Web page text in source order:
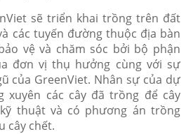
sẽ triển khai trồng trên đất
các tuyến đường thuộc địa bàn
vệ và chăm sóc bởi bộ phận
đơn vị thụ hưởng cùng với sự
của GreenViet. Nhân sự của dự
xuyên các cây đã trồng để cây
thuật và có phương án trồng
cây chết.